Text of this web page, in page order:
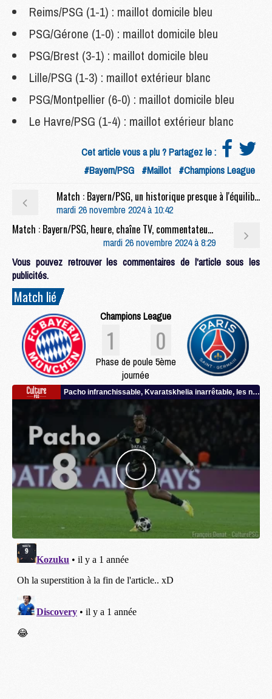
Reims/PSG (1-1) : maillot domicile bleu
PSG/Gérone (1-0) : maillot domicile bleu
PSG/Brest (3-1) : maillot domicile bleu
Lille/PSG (1-3) : maillot extérieur blanc
PSG/Montpellier (6-0) : maillot domicile bleu
Le Havre/PSG (1-4) : maillot extérieur blanc
Cet article vous a plu ? Partagez le :
#Bayern/PSG #Maillot #Champions League
Match : Bayern/PSG, un historique presque à l'équilibre
mardi 26 novembre 2024 à 10:42
Match : Bayern/PSG, heure, chaîne TV, commentateurs et rediffusion
mardi 26 novembre 2024 à 8:29
Vous pouvez retrouver les commentaires de l'article sous les
publicités.
Match lié
Champions League
1 0
Phase de poule 5ème
journée